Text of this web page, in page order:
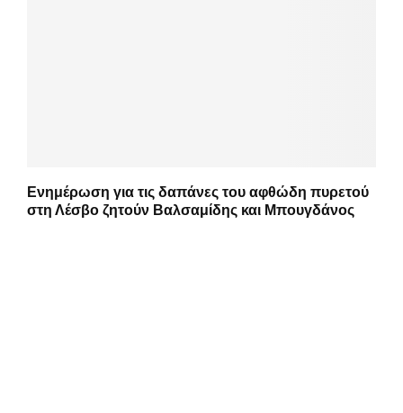
Ενημέρωση για τις δαπάνες του αφθώδη πυρετού
στη Λέσβο ζητούν Βαλσαμίδης και Μπουγδάνος